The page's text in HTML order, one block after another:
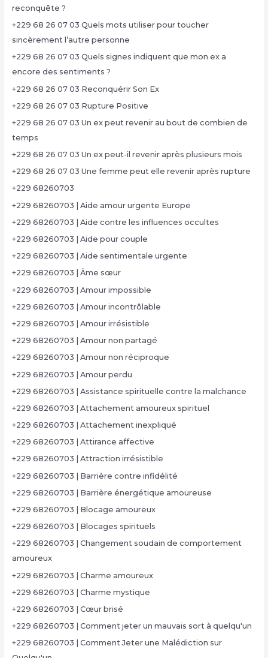
reconquête ?
+229 68 26 07 03 Quels mots utiliser pour toucher
sincèrement l’autre personne
+229 68 26 07 03 Quels signes indiquent que mon ex a
encore des sentiments ?
+229 68 26 07 03 Reconquérir Son Ex
+229 68 26 07 03 Rupture Positive
+229 68 26 07 03 Un ex peut revenir au bout de combien de
temps
+229 68 26 07 03 Un ex peut-il revenir après plusieurs mois
+229 68 26 07 03 Une femme peut elle revenir après rupture
+229 68260703
+229 68260703 | Aide amour urgente Europe
+229 68260703 | Aide contre les influences occultes
+229 68260703 | Aide pour couple
+229 68260703 | Aide sentimentale urgente
+229 68260703 | Âme sœur
+229 68260703 | Amour impossible
+229 68260703 | Amour incontrôlable
+229 68260703 | Amour irrésistible
+229 68260703 | Amour non partagé
+229 68260703 | Amour non réciproque
+229 68260703 | Amour perdu
+229 68260703 | Assistance spirituelle contre la malchance
+229 68260703 | Attachement amoureux spirituel
+229 68260703 | Attachement inexpliqué
+229 68260703 | Attirance affective
+229 68260703 | Attraction irrésistible
+229 68260703 | Barrière contre infidélité
+229 68260703 | Barrière énergétique amoureuse
+229 68260703 | Blocage amoureux
+229 68260703 | Blocages spirituels
+229 68260703 | Changement soudain de comportement
amoureux
+229 68260703 | Charme amoureux
+229 68260703 | Charme mystique
+229 68260703 | Cœur brisé
+229 68260703 | Comment jeter un mauvais sort à quelqu'un
+229 68260703 | Comment Jeter une Malédiction sur